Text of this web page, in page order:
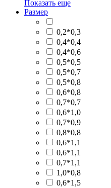
Показать еще
Размер
0,2*0,3
0,4*0,4
0,4*0,6
0,5*0,5
0,5*0,7
0,5*0,8
0,6*0,8
0,7*0,7
0,6*1,0
0,7*0,9
0,8*0,8
0,6*1,1
0,6*1,1
0,7*1,1
1,0*0,8
0,6*1,5